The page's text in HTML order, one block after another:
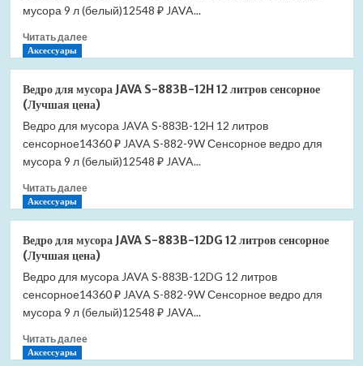
883B-
12
сенсорное
(Лучшая
цена)
мусора 9 л (белый)12548 ₽ JAVA...
Читать далееПрочитать
для
мусора
JAVA
S-
883B-
12
сенсорное
(Лучшая
цена)
Аксессуары
Ведро для мусора JAVA S-883B-12H 12 литров сенсорное
(Лучшая цена)
Ведро для мусора JAVA S-883B-12H 12 литров
сенсорное14360 ₽ JAVA S-882-9W Сенсорное ведро для
мусора 9 л (белый)12548 ₽ JAVA...
Читать далееПрочитать
для
мусора
JAVA
S-
883B-
12
Аксессуары
Ведро для мусора JAVA S-883B-12DG 12 литров сенсорное
(Лучшая цена)
Ведро для мусора JAVA S-883B-12DG 12 литров
сенсорное14360 ₽ JAVA S-882-9W Сенсорное ведро для
мусора 9 л (белый)12548 ₽ JAVA...
Читать далееПрочитать
Аксессуары